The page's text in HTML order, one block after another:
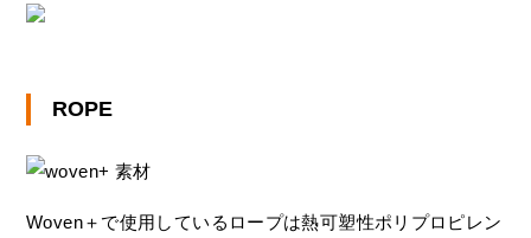
ROPE
Woven＋で使用しているロープは熱可塑性ポリプロピレン